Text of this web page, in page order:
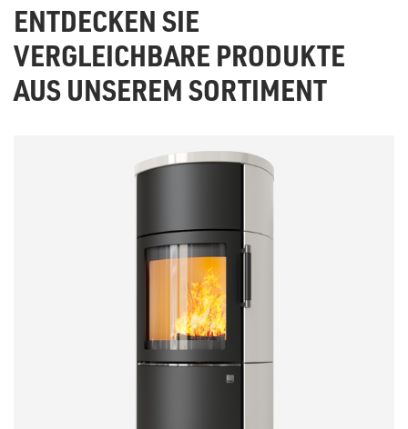
ENTDECKEN SIE
VERGLEICHBARE PRODUKTE
AUS UNSEREM SORTIMENT